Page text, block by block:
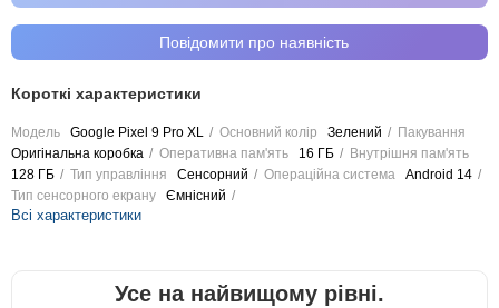
Повідомити про наявність
Короткі характеристики
Модель Google Pixel 9 Pro XL Основний колір Зелений
Пакування
Оригінальна коробка
Оперативна пам'ять 16 ГБ
Внутрішня пам'ять
128 ГБ
Тип управління Сенсорний Операційна система
Android 14
Тип сенсорного екрану
Ємнісний
Всі характеристики
Усе на найвищому рівні.